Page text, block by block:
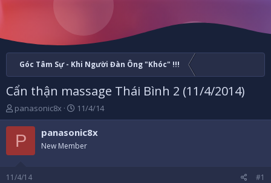
Góc Tâm Sự - Khi Người Đàn Ông "Khóc" !!!
Cẩn thận massage Thái Bình 2 (11/4/2014)
B
ắ
t
đ
panasonic8x
N
g
à
b
11/4/14
P panasonic8x
New Member
11/4/14 #1